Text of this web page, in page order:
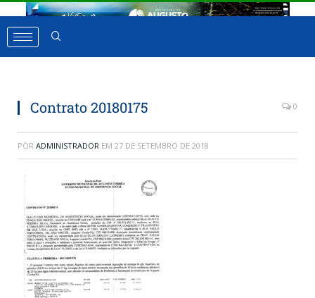
Contrato 20180175 0
POR ADMINISTRADOR EM 27 DE SETEMBRO DE 2018